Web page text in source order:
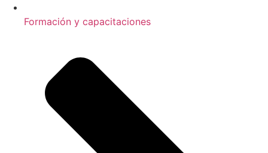
Formación y capacitaciones